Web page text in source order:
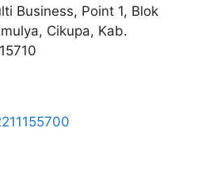
Business, Point 1, Blok
Cikupa, Kab.